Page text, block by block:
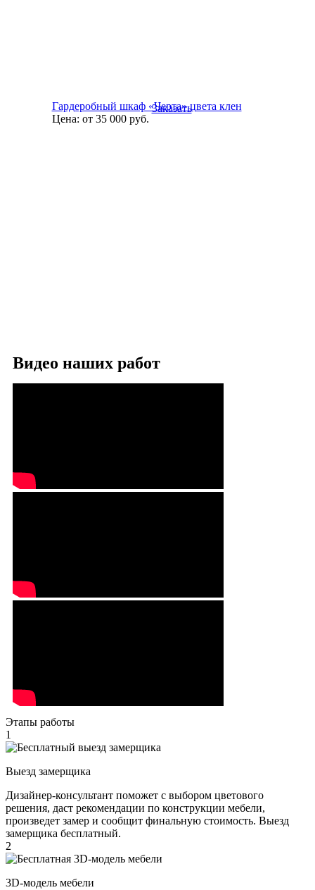
Гардеробный шкаф «Черта» цвета клен
Цена: от 35 000руб.
Заказать
Видео наших работ
Этапы работы
1
Выезд замерщика
Дизайнер-консультант поможет с выбором цветового
решения, даст рекомендации по конструкции мебели,
произведет замер и сообщит финальную стоимость. Выезд
замерщика бесплатный.
2
3D-модель мебели